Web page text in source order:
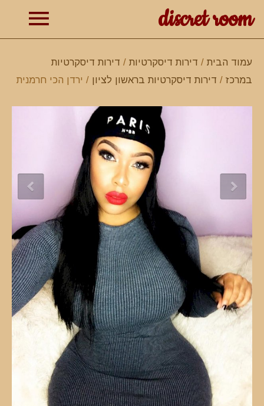
discret room
עמוד הבית / דירות דיסקרטיות / דירות דיסקרטיות
במרכז / דירות דיסקרטיות בראשון לציון / ירדן הכי חרמנית